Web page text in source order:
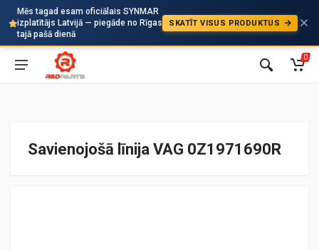
Mēs tagad esam oficiālais SYNMAR
izplatītājs Latvijā — piegāde no Rīgas
tajā pašā dienā
SKATĪT VISUS PRODUKTUS
Auto
0
Savienojošā līnija VAG 0Z1971690R